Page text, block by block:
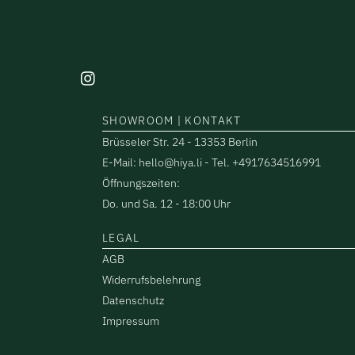
SHOWROOM | KONTAKT
Brüsseler Str. 24 - 13353 Berlin
E-Mail: hello@hiya.li - Tel. +4917634516991
Öffnungszeiten:
Do. und Sa. 12 - 18:00 Uhr
LEGAL
AGB
Widerrufsbelehrung
Datenschutz
Impressum